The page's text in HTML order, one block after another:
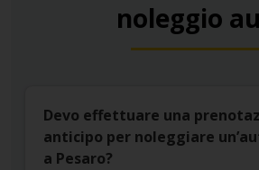
noleggio
Devo effettuare una
anticipo per noleggiare
a Pesaro?